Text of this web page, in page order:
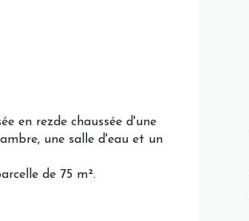
en rezde chaussée d'une
une salle d'eau et un
de 75 m².